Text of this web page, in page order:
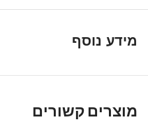
מידע נוסף
מוצרים קשורים